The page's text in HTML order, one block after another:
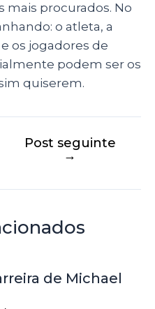
mais procurados. No
o atleta, a
os jogadores de
podem ser os
quiserem.
Post seguinte
→
de Michael